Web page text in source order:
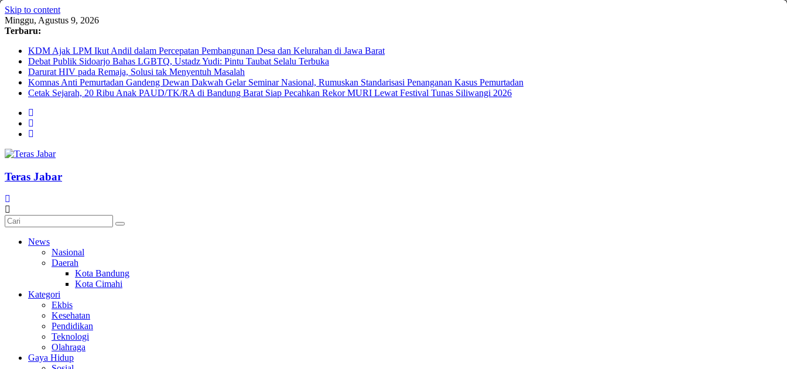
Skip to content
Minggu, Agustus 9, 2026
Terbaru:
KDM Ajak LPM Ikut Andil dalam Percepatan Pembangunan Desa dan Kelurahan di Jawa Barat
Debat Publik Sidoarjo Bahas LGBTQ, Ustadz Yudi: Pintu Taubat Selalu Terbuka
Darurat HIV pada Remaja, Solusi tak Menyentuh Masalah
Komnas Anti Pemurtadan Gandeng Dewan Dakwah Gelar Seminar Nasional, Rumuskan Standarisasi Penanganan Kasus Pemurtadan
Cetak Sejarah, 20 Ribu Anak PAUD/TK/RA di Bandung Barat Siap Pecahkan Rekor MURI Lewat Festival Tunas Siliwangi 2026
Teras Jabar
News
Nasional
Daerah
Kota Bandung
Kota Cimahi
Kategori
Ekbis
Kesehatan
Pendidikan
Teknologi
Olahraga
Gaya Hidup